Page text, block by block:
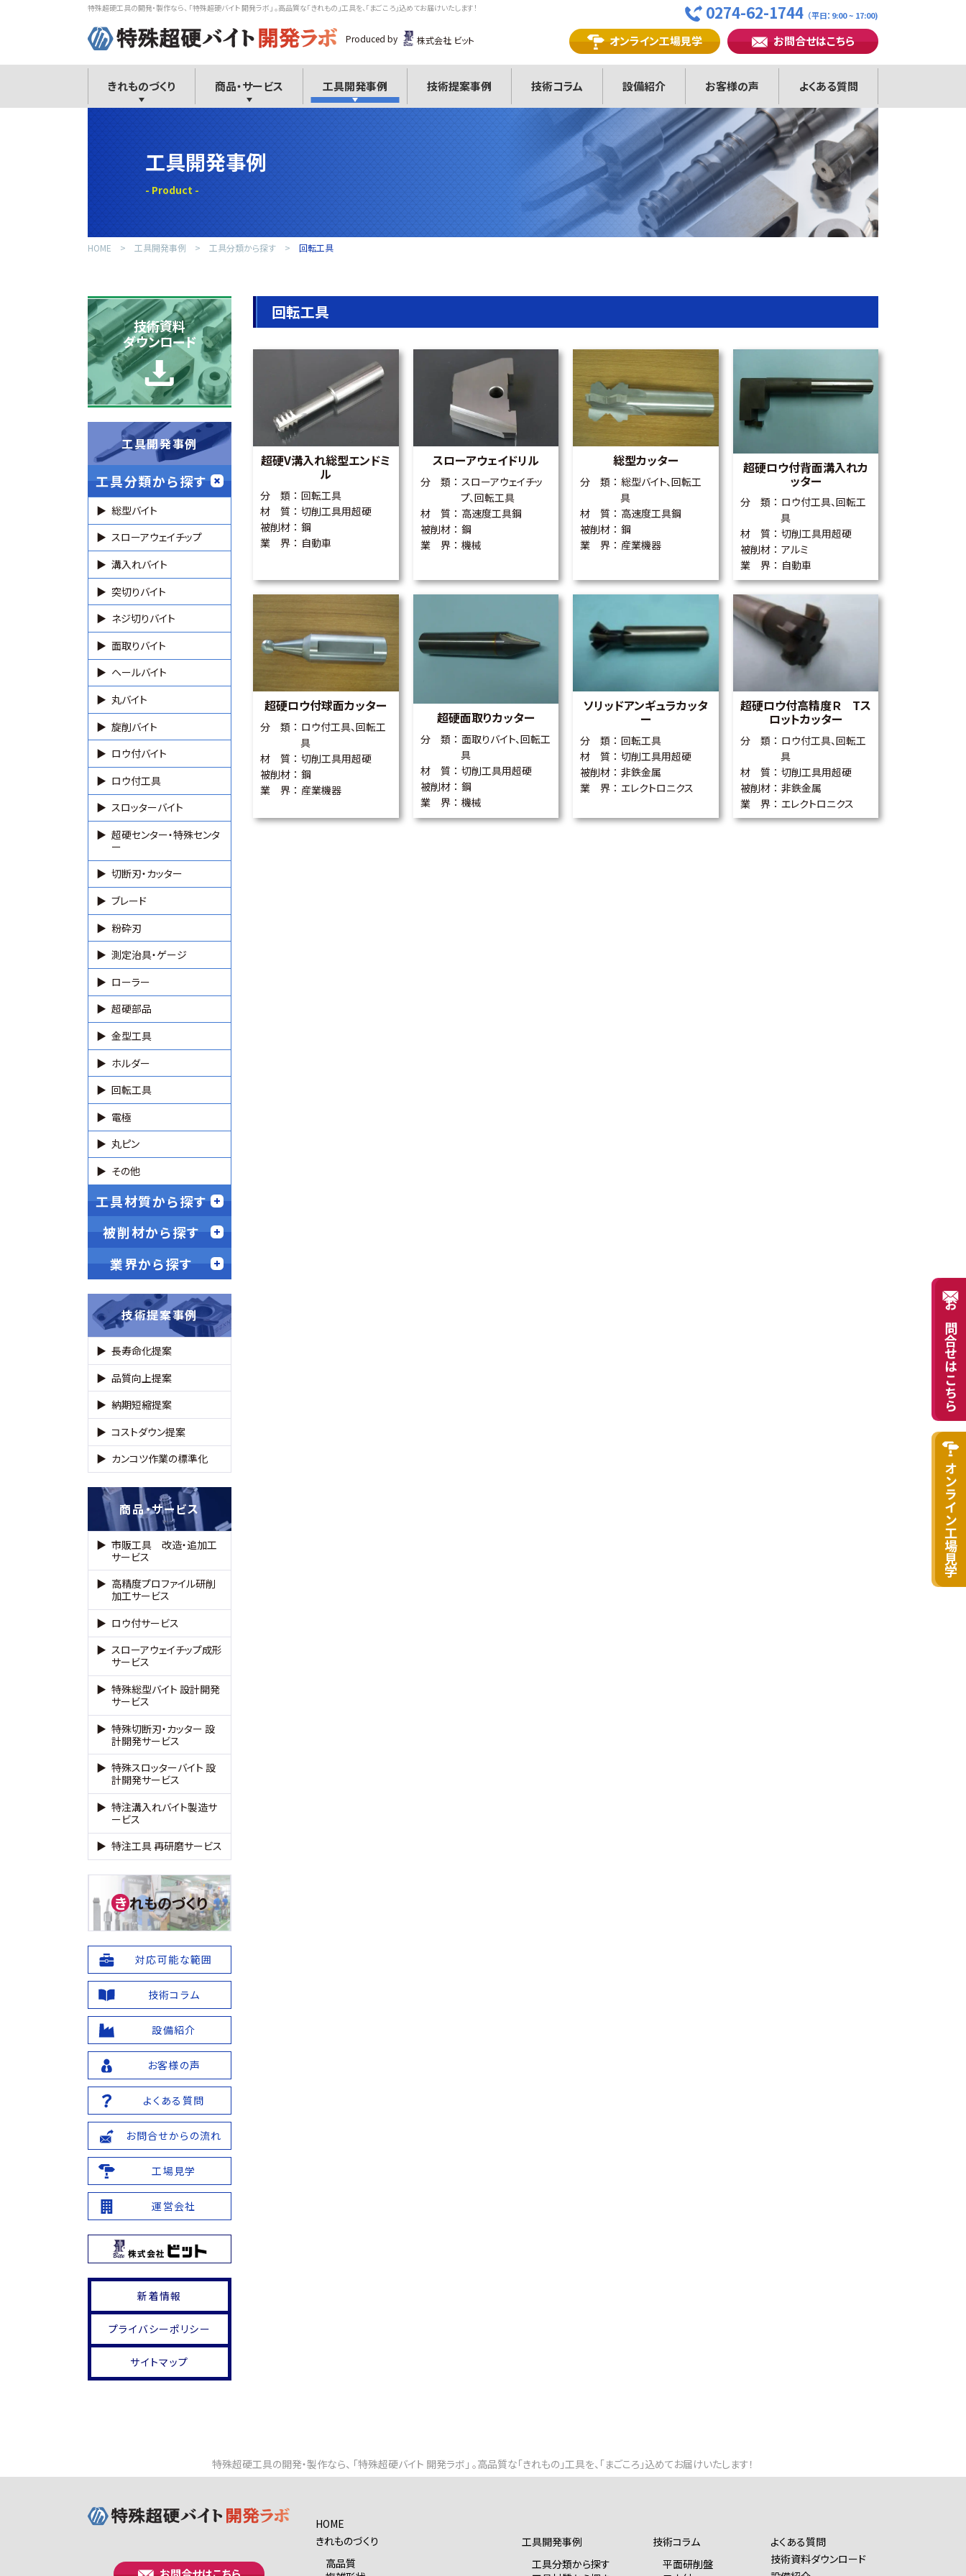
特殊超硬工具の開発・製作なら、 「特殊超硬バイト 開発ラボ」 。高品質な「きれもの」工具を、「まごころ」込めてお届けいたします！
Produced by 株式会社 ビット
きれものづくり 商品・サービス 工具開発事例 技術提案事例 技術コラム 設備紹介 お客様の声 よくある質問
0274-62-1744 （平日：9:00 ~ 17:00)
オンライン工場見学 お問合せはこちら
工具開発事例
HOME 工具開発事例 工具分類から探す 回転工具
回転工具
超硬V溝入れ総型エンドミ
ル
分 類
回転工具
材 質
切削工具用超硬
被削材
鋼
業 界
自動車
スローアウェイドリル
分 類
スローアウェイチッ
プ、回転工具
材 質
高速度工具鋼
被削材
鋼
業 界
機械
総型カッター
分 類
総型バイト、回転工
具
材 質
高速度工具鋼
被削材
鋼
業 界
産業機器
超硬ロウ付背面溝入れカ
ッター
分 類
ロウ付工具、回転工
具
材 質
切削工具用超硬
被削材
アルミ
業 界
自動車
超硬ロウ付球面カッター
分 類
ロウ付工具、回転工
具
材 質
切削工具用超硬
被削材
鋼
業 界
産業機器
超硬面取りカッター
分 類
面取りバイト、回転工
具
材 質
切削工具用超硬
被削材
鋼
業 界
機械
ソリッドアンギュラカッタ
ー
分 類
回転工具
材 質
切削工具用超硬
被削材
非鉄金属
業 界
エレクトロニクス
超硬ロウ付高精度Ｒ Tス
ロットカッター
分 類
ロウ付工具、回転工
具
材 質
切削工具用超硬
被削材
非鉄金属
業 界
エレクトロニクス
技術資料
ダウンロード
工具開発事例
工具分類から探す
総型バイト
スローアウェイチップ
溝入れバイト
突切りバイト
ネジ切りバイト
面取りバイト
ヘールバイト
丸バイト
旋削バイト
ロウ付バイト
ロウ付工具
スロッターバイト
超硬センター・特殊センタ
ー
切断刃・カッター
ブレード
粉砕刃
測定治具・ゲージ
ローラー
超硬部品
金型工具
ホルダー
回転工具
電極
丸ピン
その他
工具材質から探す
被削材から探す
業界から探す
技術提案事例
長寿命化提案
品質向上提案
納期短縮提案
コストダウン提案
カンコツ作業の標準化
商品・サービス
市販工具 改造・追加工
サービス
高精度プロファイル研削
加工サービス
ロウ付サービス
スローアウェイチップ成形
サービス
特殊総型バイト 設計開発
サービス
特殊切断刃・カッター 設
計開発サービス
特殊スロッターバイト 設
計開発サービス
特注溝入れバイト製造サ
ービス
特注工具 再研磨サービス
きれものづくり
対応可能な範囲
技術コラム
設備紹介
お客様の声
よくある質問
お問合せからの流れ
工場見学
運営会社
新着情報
プライバシーポリシー
サイトマップ
お問合せはこちら
オンライン工場見学
特殊超硬工具の開発・製作なら、 「特殊超硬バイト 開発ラボ」 。高品質な「きれもの」工具を、「まごころ」込めてお届けいたします！
HOME
きれものづくり
高品質
工具開発事例
工具分類から探す
技術コラム
平面研削盤
よくある質問
技術資料ダウンロード